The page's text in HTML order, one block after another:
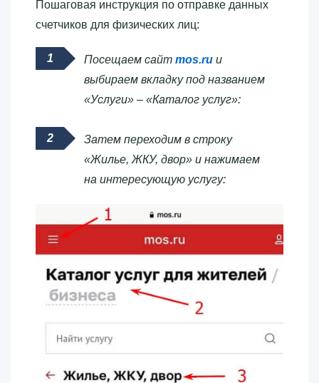
Пошаговая инструкция по отправке данных
счетчиков для физических лиц:
Посещаем сайт mos.ru и
выбираем вкладку под названием
«Услуги» – «Каталог услуг»:
Затем переходим в строку
«Жилье, ЖКУ, двор» и нажимаем
на интересующую услугу: